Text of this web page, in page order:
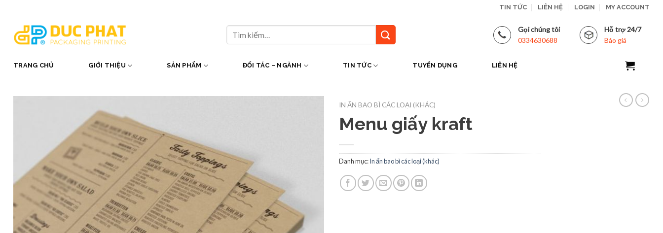
content
TIN TỨC LIÊN HỆ LOGIN MY ACCOUNT
kiếm:
Gọi chúng tôi
0334630688
Hỗ trợ 24/7
Báo giá
TRANG CHỦ GIỚI THIỆU SẢN PHẨM ĐỐI TÁC – NGÀNH TIN TỨC TUYỂN DỤNG LIÊN HỆ
IN ẤN BAO BÌ CÁC LOẠI (KHÁC)
Menu giấy kraft
Danh mục:In ấn bao bì các loại (khác)